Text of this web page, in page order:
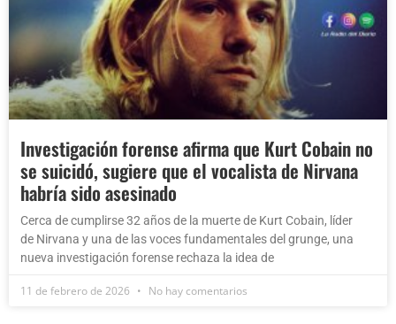
Investigación forense afirma que Kurt Cobain no
se suicidó, sugiere que el vocalista de Nirvana
habría sido asesinado
Cerca de cumplirse 32 años de la muerte de Kurt Cobain, líder
de Nirvana y una de las voces fundamentales del grunge, una
nueva investigación forense rechaza la idea de
11 de febrero de 2026 No hay comentarios